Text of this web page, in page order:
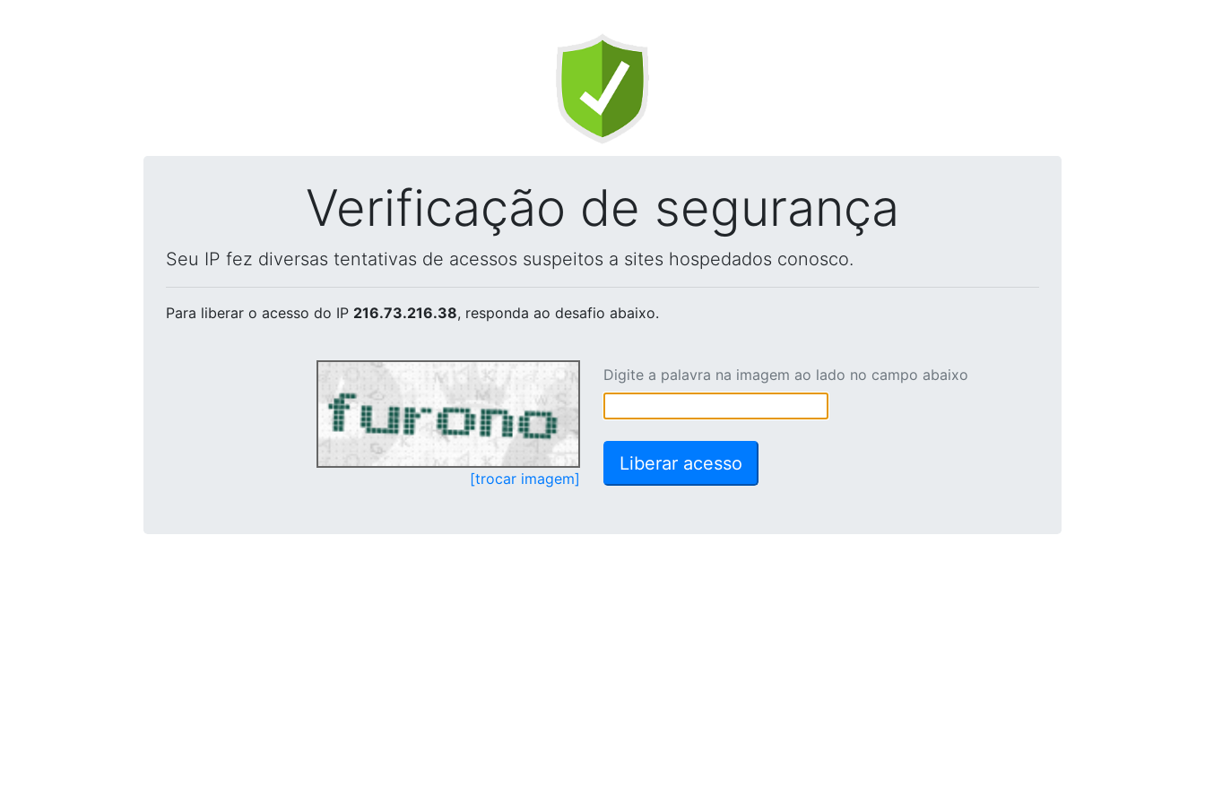
Verificação de segurança
Seu IP fez diversas tentativas de acessos suspeitos a sites hospedados conosco.
Para liberar o acesso do IP 216.73.216.38, responda ao desafio abaixo.
[trocar imagem]
Digite a palavra na imagem ao lado no campo abaixo